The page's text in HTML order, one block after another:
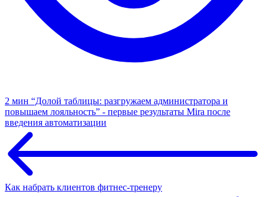
2 мин “Долой таблицы: разгружаем администратора и
повышаем лояльность” - первые результаты Mira после
введения автоматизации
Как набрать клиентов фитнес-тренеру